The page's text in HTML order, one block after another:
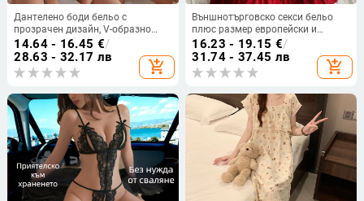
Дантелено боди бельо с
прозрачен дизайн, V-образно
деколте, без ръкави, тънък
полиестер
14.64 - 16.45 €/
28.63 - 32.17 лв
add_shopping_cart
Външнотърговско секси бельо
плюс размер европейски и
американски секси пола с
тиранти пижами секси бельо
коледен тоалет 239
16.23 - 19.15 €/
31.74 - 37.45 лв
add_shopping_cart